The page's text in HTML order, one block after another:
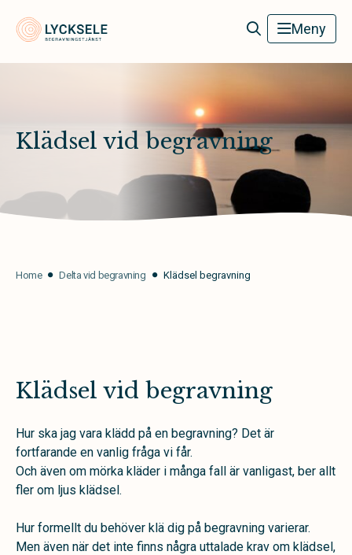
Meny
Klädsel vid begravning
Home Delta vid begravning Klädsel begravning
Klädsel vid begravning
Hur ska jag vara klädd på en begravning? Det är
fortfarande en vanlig fråga vi får.
Och även om mörka kläder i många fall är vanligast, ber allt
fler om ljus klädsel.
Hur formellt du behöver klä dig på begravning varierar.
Men även när det inte finns några uttalade krav om klädsel,